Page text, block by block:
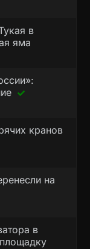
в
яма
кранов
на
в